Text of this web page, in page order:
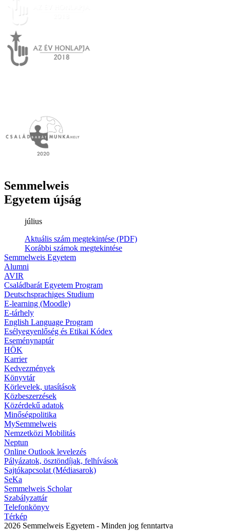
Semmelweis
Egyetem újság
július
Aktuális szám megtekintése (PDF)
Korábbi számok megtekintése
Semmelweis Egyetem
Alumni
AVIR
Családbarát Egyetem Program
Deutschsprachiges Studium
E-learning (Moodle)
E-tárhely
English Language Program
Esélyegyenlőség és Etikai Kódex
Eseménynaptár
HÖK
Karrier
Kedvezmények
Könyvtár
Körlevelek, utasítások
Közbeszerzések
Közérdekű adatok
Minőségpolitika
MySemmelweis
Nemzetközi Mobilitás
Neptun
Online Outlook levelezés
Pályázatok, ösztöndíjak, felhívások
Sajtókapcsolat (Médiasarok)
SeKa
Semmelweis Scholar
Szabályzattár
Telefonkönyv
Térkép
2026 Semmelweis Egyetem - Minden jog fenntartva